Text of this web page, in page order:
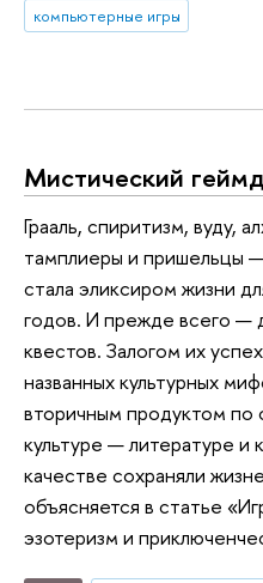
компьютерные игры
Мистический
Грааль, спиритизм, вуду,
тамплиеры и пришельцы
стала эликсиром жизни
годов. И прежде всего —
квестов. Залогом их
названных культурных
вторичным продуктом
культуре — литературе
качестве сохраняли
объясняется в статье
эзотеризм и